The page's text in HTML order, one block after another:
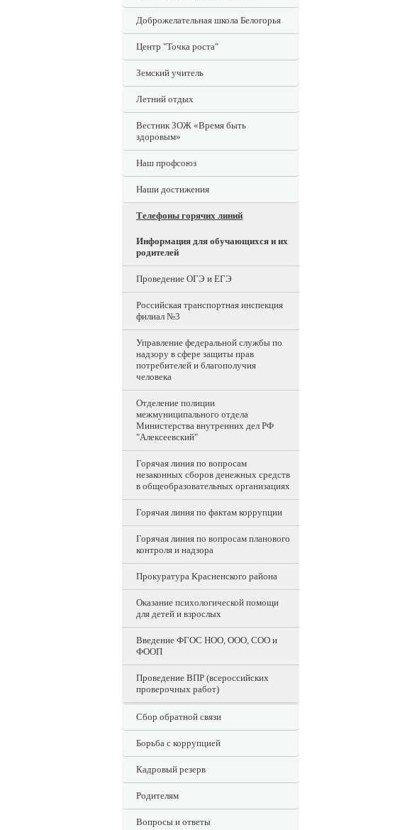
Доброжелательная школа Белогорья
Центр "Точка роста"
Земский учитель
Летний отдых
Вестник ЗОЖ «Время быть
здоровым»
Наш профсоюз
Наши достижения
Телефоны горячих линий
Информация для обучающихся и их
родителей
Проведение ОГЭ и ЕГЭ
Российская транспортная инспекция
филиал №3
Управление федеральной службы по
надзору в сфере защиты прав
потребителей и благополучия
человека
Отделение полиции
межмуниципального отдела
Министерства внутренних дел РФ
"Алексеевский"
Горячая линия по вопросам
незаконных сборов денежных средств
в общеобразовательных организациях
Горячая линия по фактам коррупции
Горячая линия по вопросам планового
контроля и надзора
Прокуратура Красненского района
Оказание психологической помощи
для детей и взрослых
Введение ФГОС НОО, ООО, СОО и
ФООП
Проведение ВПР (всероссийских
проверочных работ)
Сбор обратной связи
Борьба с коррупцией
Кадровый резерв
Родителям
Вопросы и ответы